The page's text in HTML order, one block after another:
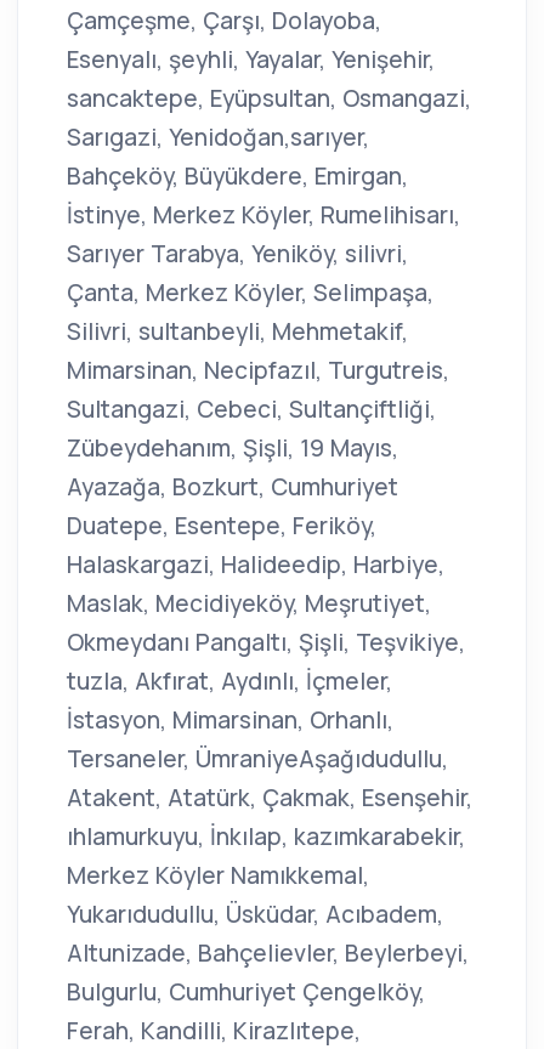
Çamçeşme, Çarşı, Dolayoba,
Esenyalı, şeyhli, Yayalar, Yenişehir,
sancaktepe, Eyüpsultan, Osmangazi,
Sarıgazi, Yenidoğan,sarıyer,
Bahçeköy, Büyükdere, Emirgan,
İstinye, Merkez Köyler, Rumelihisarı,
Sarıyer Tarabya, Yeniköy, silivri,
Çanta, Merkez Köyler, Selimpaşa,
Silivri, sultanbeyli, Mehmetakif,
Mimarsinan, Necipfazıl, Turgutreis,
Sultangazi, Cebeci, Sultançiftliği,
Zübeydehanım, Şişli, 19 Mayıs,
Ayazağa, Bozkurt, Cumhuriyet
Duatepe, Esentepe, Feriköy,
Halaskargazi, Halideedip, Harbiye,
Maslak, Mecidiyeköy, Meşrutiyet,
Okmeydanı Pangaltı, Şişli, Teşvikiye,
tuzla, Akfırat, Aydınlı, İçmeler,
İstasyon, Mimarsinan, Orhanlı,
Tersaneler, ÜmraniyeAşağıdudullu,
Atakent, Atatürk, Çakmak, Esenşehir,
ıhlamurkuyu, İnkılap, kazımkarabekir,
Merkez Köyler Namıkkemal,
Yukarıdudullu, Üsküdar, Acıbadem,
Altunizade, Bahçelievler, Beylerbeyi,
Bulgurlu, Cumhuriyet Çengelköy,
Ferah, Kandilli, Kirazlıtepe,